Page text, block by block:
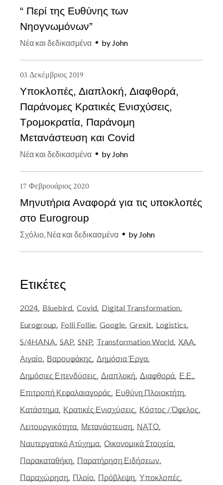
“ Περί της Ευθύνης των
Νηογνωμόνων”
Νέα και δεδικασμένα by John
03 Δεκέμβριος 2019
Υποκλοπές, Διαπλοκή, Διαφθορά,
Παράνομες Κρατικές Ενισχύσεις,
Τρομοκρατία, Παράνομη
Μετανάστευση και Covid
Νέα και δεδικασμένα by John
17 Φεβρουάριος 2020
Μηνυτήρια Αναφορά για τις υποκλοπές
στο Eurogroup
Σχόλιο Νέα και δεδικασμένα by John
Ετικέτες
2024 Bluebird Covid Digital Transformation
Eurogroup Folli Follie Google Grexit Logistics
S/4HANA SAP SNP Transformation World XAA
Αιγαίο Βαρουφάκης Δημόσια Έργα
Δημόσιες Επενδύσεις Διαπλοκή Διαφθορά Ε.Ε.
Επιτροπή Κεφαλαιαγοράς Ευθύνη Πλοιοκτήτη
Κατάστημα Κρατικές Ενισχύσεις Κόστος / Όφελος
Λειτουργικότητα Μετανάστευση ΝΑΤΟ
Ναυτεργατικό Ατύχημα Οικονομικά Στοιχεία
Παρακαταθήκη Παρατήρηση Ειδήσεων
Παραχώρηση Πλοίο Πρόβλεψη Υποκλοπές